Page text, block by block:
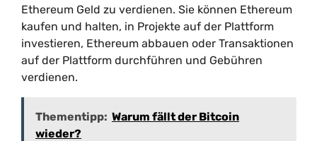
Ethereum Geld zu verdienen. Sie können Ethereum
kaufen und halten, in Projekte auf der Plattform
investieren, Ethereum abbauen oder Transaktionen
auf der Plattform durchführen und Gebühren
verdienen.
Thementipp: Warum fällt der Bitcoin
wieder?